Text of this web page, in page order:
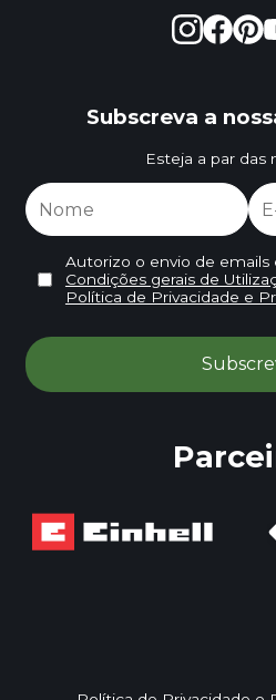
Subscreva a
Esteja a par das
Autorizo o envio de
Condições gerais de
Política de Privacidade e